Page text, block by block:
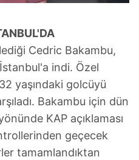
Cedric Bakambu,
indi. Özel
yaşındaki golcüyü
Bakambu için dün
KAP açıklaması
geçecek
tamamlandıktan